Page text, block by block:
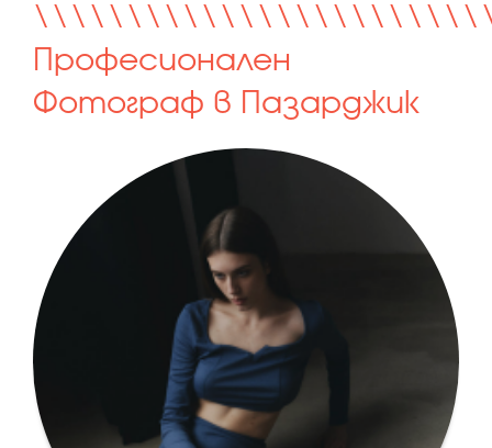
Професионален
Фотограф в Пазарджик